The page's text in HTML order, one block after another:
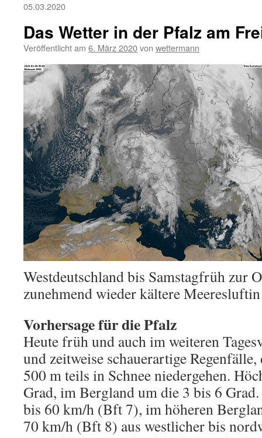
05.03.2020
Das Wetter in der Pfalz am
Veröffentlicht am 6. März 2020von wettermann
Westdeutschland bis Samstagfrüh zur
zunehmend wieder kältere
Vorhersage für die Pfalz
Heute früh und auch im weiteren
und zeitweise schauerartige
500 m teils in Schnee niedergehen.
Grad, im Bergland um die 3 bis 6
bis 60 km/h (Bft 7), im höheren
70 km/h (Bft 8) aus westlicher bis